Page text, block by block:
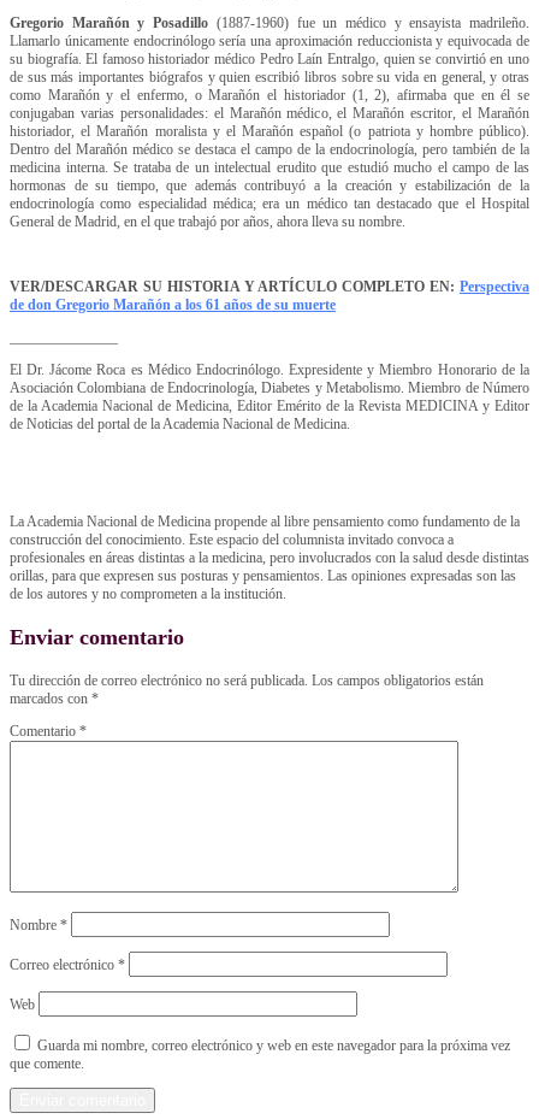
Gregorio Marañón y Posadillo (1887-1960) fue un médico y ensayista madrileño.
Llamarlo únicamente endocrinólogo sería una aproximación reduccionista y equivocada de
su biografía. El famoso historiador médico Pedro Laín Entralgo, quien se convirtió en uno
de sus más importantes biógrafos y quien escribió libros sobre su vida en general, y otras
como Marañón y el enfermo, o Marañón el historiador (1, 2), afirmaba que en él se
conjugaban varias personalidades: el Marañón médico, el Marañón escritor, el Marañón
historiador, el Marañón moralista y el Marañón español (o patriota y hombre público).
Dentro del Marañón médico se destaca el campo de la endocrinología, pero también de la
medicina interna. Se trataba de un intelectual erudito que estudió mucho el campo de las
hormonas de su tiempo, que además contribuyó a la creación y estabilización de la
endocrinología como especialidad médica; era un médico tan destacado que el Hospital
General de Madrid, en el que trabajó por años, ahora lleva su nombre.
VER/DESCARGAR SU HISTORIA Y ARTÍCULO COMPLETO EN: Perspectiva
de don Gregorio Marañón a los 61 años de su muerte
El Dr. Jácome Roca es Médico Endocrinólogo. Expresidente y Miembro Honorario de la
Asociación Colombiana de Endocrinología, Diabetes y Metabolismo. Miembro de Número
de la Academia Nacional de Medicina, Editor Emérito de la Revista MEDICINA y Editor
de Noticias del portal de la Academia Nacional de Medicina.
La Academia Nacional de Medicina propende al libre pensamiento como fundamento de la
construcción del conocimiento. Este espacio del columnista invitado convoca a
profesionales en áreas distintas a la medicina, pero involucrados con la salud desde distintas
orillas, para que expresen sus posturas y pensamientos. Las opiniones expresadas son las
de los autores y no comprometen a la institución.
Enviar comentario
Tu dirección de correo electrónico no será publicada. Los campos obligatorios están
marcados con *
Comentario *
Nombre *
Correo electrónico *
Web
Guarda mi nombre, correo electrónico y web en este navegador para la próxima vez
que comente.